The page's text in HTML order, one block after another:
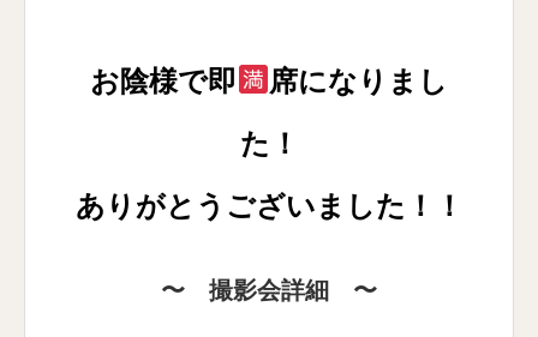
お陰様で即
席になりまし
た！
ありがとうございました！！
〜 撮影会詳細 〜